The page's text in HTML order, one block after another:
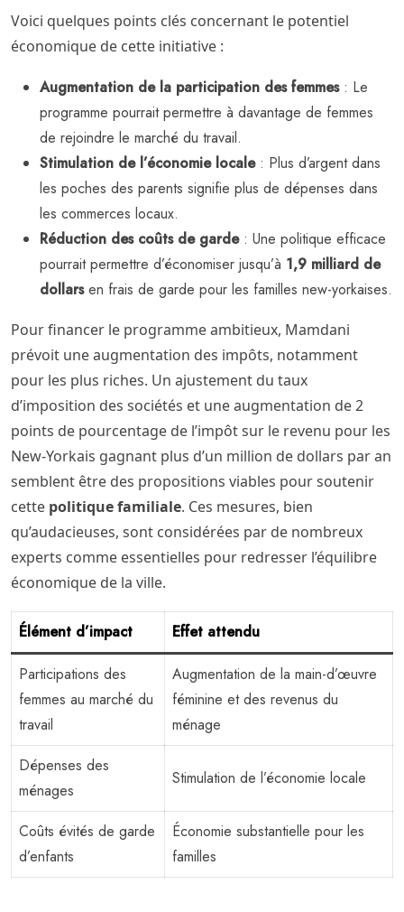
Voici quelques points clés concernant le potentiel
économique de cette initiative :
Augmentation de la participation des femmes: Le
programme pourrait permettre à davantage de femmes
de rejoindre le marché du travail.
Stimulation de l’économie locale: Plus d’argent dans
les poches des parents signifie plus de dépenses dans
les commerces locaux.
Réduction des coûts de garde: Une politique efficace
pourrait permettre d’économiser jusqu’à 1,9 milliard de
dollarsen frais de garde pour les familles new-yorkaises.
Pour financer le programme ambitieux, Mamdani
prévoit une augmentation des impôts, notamment
pour les plus riches. Un ajustement du taux
d’imposition des sociétés et une augmentation de 2
points de pourcentage de l’impôt sur le revenu pour les
New-Yorkais gagnant plus d’un million de dollars par an
semblent être des propositions viables pour soutenir
cette politique familiale. Ces mesures, bien
qu’audacieuses, sont considérées par de nombreux
experts comme essentielles pour redresser l’équilibre
économique de la ville.
Élément d’impact Effet attendu
Participations des
femmes au marché du
travail
Augmentation de la main-d’œuvre
féminine et des revenus du
ménage
Dépenses des
ménages
Stimulation de l’économie locale
Coûts évités de garde
d’enfants
Économie substantielle pour les
familles